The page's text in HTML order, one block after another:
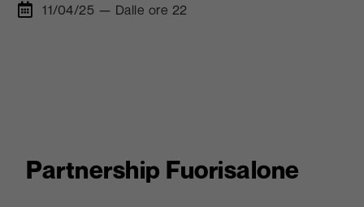
11/04/25 — Dalle ore 22
Partnership Fuorisalone